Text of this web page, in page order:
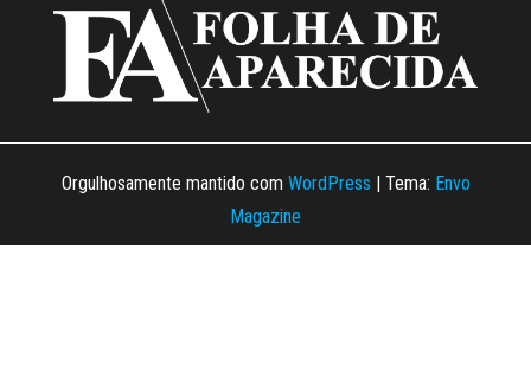
Orgulhosamente mantido com WordPress | Tema: Envo
Magazine